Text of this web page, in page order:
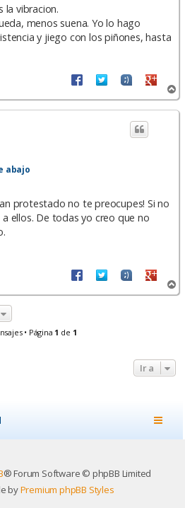
la vibracion.
menos suena. Yo lo hago
y jiego con los piñones, hasta
r
r
abajo
protestado no te preocupes! Si no
ellos. De todas yo creo que no
r
• Página 1 de 1
Ir a
® Forum Software © phpBB Limited
byPremium phpBB Styles